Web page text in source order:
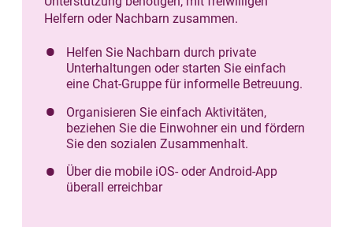
Helfern oder Nachbarn zusammen.
Helfen Sie Nachbarn durch private
Unterhaltungen oder starten Sie einfach
eine Chat-Gruppe für informelle Betreuung.
Organisieren Sie einfach Aktivitäten,
beziehen Sie die Einwohner ein und fördern
Sie den sozialen Zusammenhalt.
Über die mobile iOS- oder Android-App
überall erreichbar